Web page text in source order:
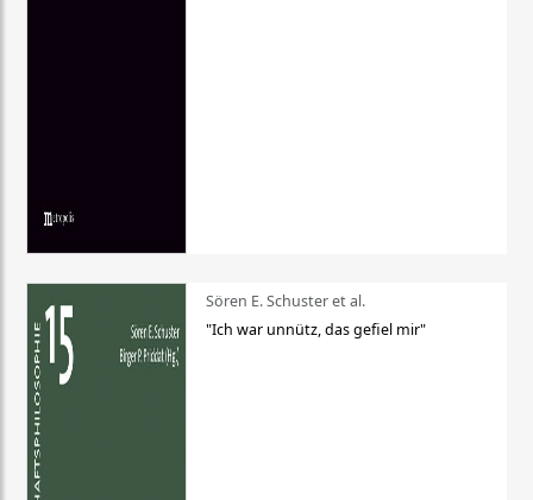
Sören E. Schuster et al.
"Ich war unnütz, das gefiel mir"